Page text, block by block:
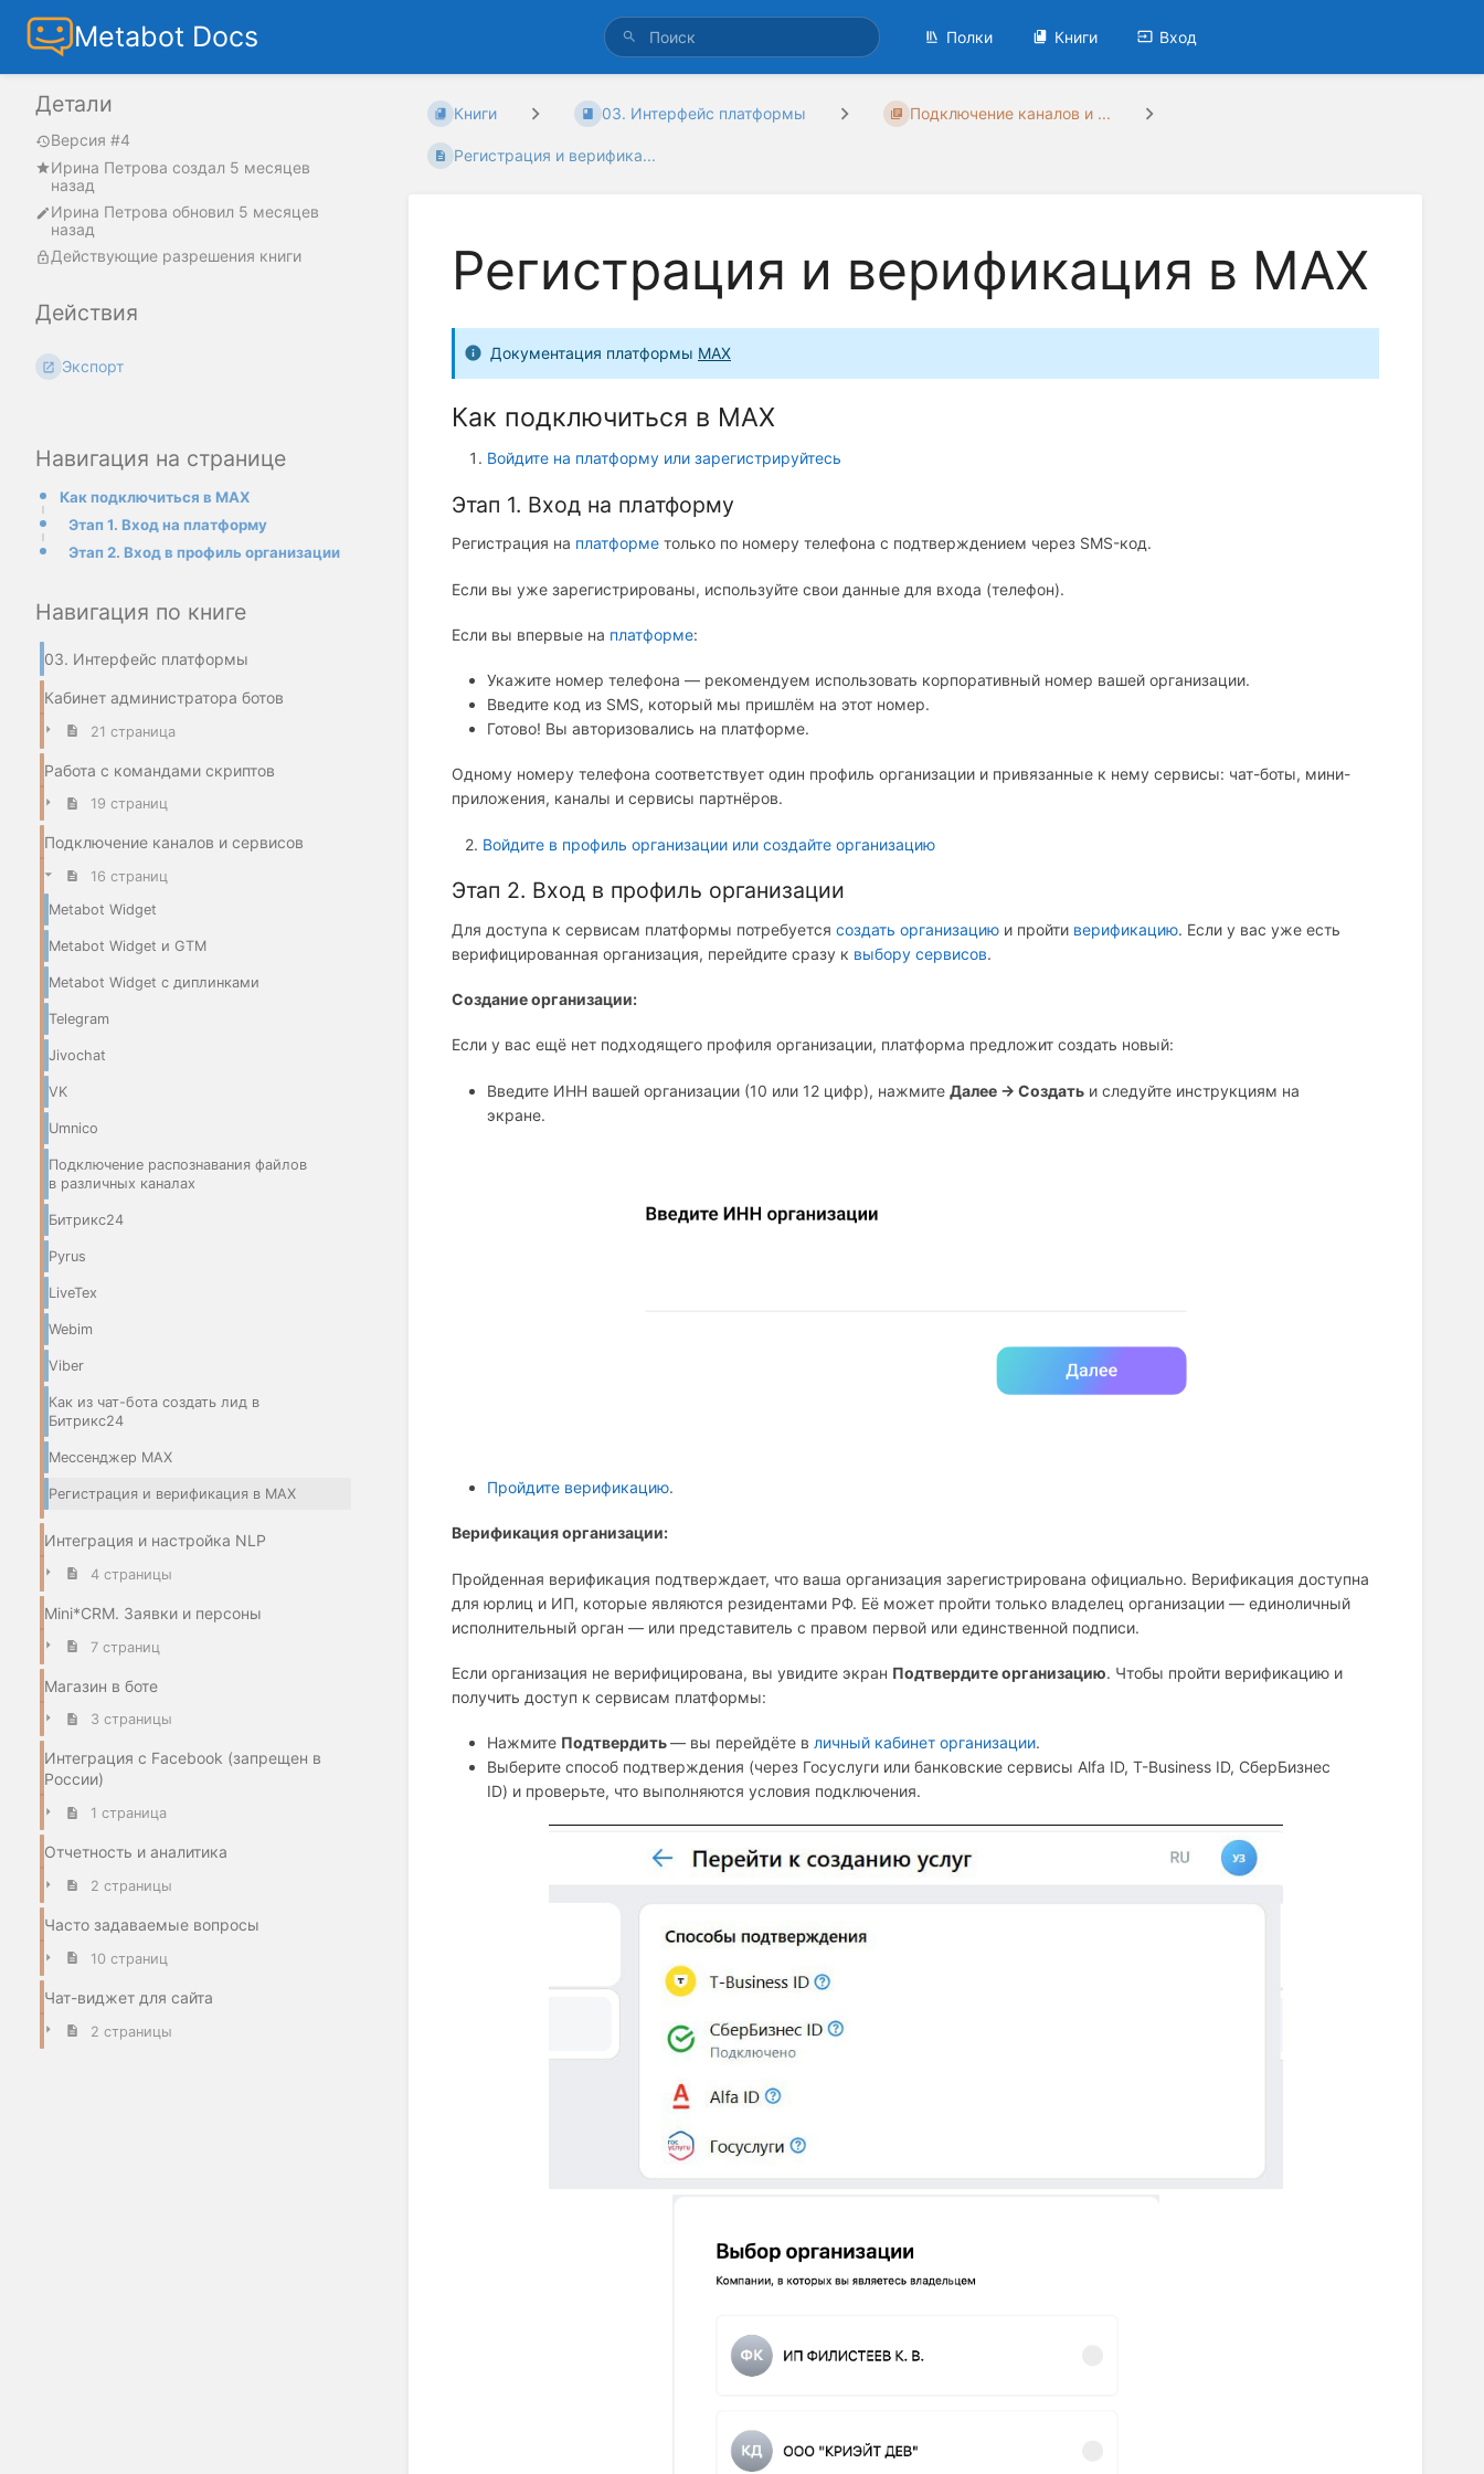
Metabot Docs Полки Книги Вход
Навигация на странице
Как подключиться в МАХ
Этап 1. Вход на платформу
Этап 2. Вход в профиль организации
Навигация по книге
03. Интерфейс платформы
Кабинет администратора ботов
21 страница
Работа с командами скриптов
19 страниц
Подключение каналов и сервисов
16 страниц
Metabot Widget
Metabot Widget и GTM
Metabot Widget с диплинками
Telegram
Jivochat
VK
Umnico
Подключение распознавания файлов
в различных каналах
Битрикс24
Pyrus
LiveTex
Webim
Viber
Как из чат-бота создать лид в
Битрикс24
Мессенджер МАХ
Регистрация и верификация в МАХ
Интеграция и настройка NLP
4 страницы
Mini*CRM. Заявки и персоны
7 страниц
Магазин в боте
3 страницы
Интеграция с Facebook (запрещен в
России)
1 страница
Отчетность и аналитика
2 страницы
Часто задаваемые вопросы
10 страниц
Чат-виджет для сайта
2 страницы
Книги 03. Интерфейс платформы Подключение каналов и ...
Регистрация и верифика...
Регистрация и верификация в МАХ
Документация платформы МАХ
Как подключиться в МАХ
Войдите на платформу или зарегистрируйтесь
Этап 1. Вход на платформу
Регистрация на платформе только по номеру телефона с подтверждением через SMS-код.
Если вы уже зарегистрированы, используйте свои данные для входа (телефон).
Если вы впервые на платформе:
Укажите номер телефона — рекомендуем использовать корпоративный номер вашей организации.
Введите код из SMS, который мы пришлём на этот номер.
Готово! Вы авторизовались на платформе.
Одному номеру телефона соответствует один профиль организации и привязанные к нему сервисы: чат-боты, мини-
приложения, каналы и сервисы партнёров.
2. Войдите в профиль организации или создайте организацию
Этап 2. Вход в профиль организации
Для доступа к сервисам платформы потребуется создать организацию и пройти верификацию. Если у вас уже есть
верифицированная организация, перейдите сразу к выбору сервисов.
Создание организации:
Если у вас ещё нет подходящего профиля организации, платформа предложит создать новый:
Введите ИНН вашей организации (10 или 12 цифр), нажмите Далее → Создать и следуйте инструкциям на
экране.
Пройдите верификацию.
Верификация организации:
Пройденная верификация подтверждает, что ваша организация зарегистрирована официально. Верификация доступна
для юрлиц и ИП, которые являются резидентами РФ. Её может пройти только владелец организации — единоличный
исполнительный орган — или представитель с правом первой или единственной подписи.
Если организация не верифицирована, вы увидите экран Подтвердите организацию. Чтобы пройти верификацию и
получить доступ к сервисам платформы:
Нажмите Подтвердить— вы перейдёте в личный кабинет организации.
Выберите способ подтверждения (через Госуслуги или банковские сервисы Аlfa ID, Т-Business ID, СберБизнес
ID) и проверьте, что выполняются условия подключения.
Детали
Версия #4
Ирина Петрова создал 5 месяцев
назад
Ирина Петрова обновил 5 месяцев
назад
Действующие разрешения книги
Действия
Экспорт